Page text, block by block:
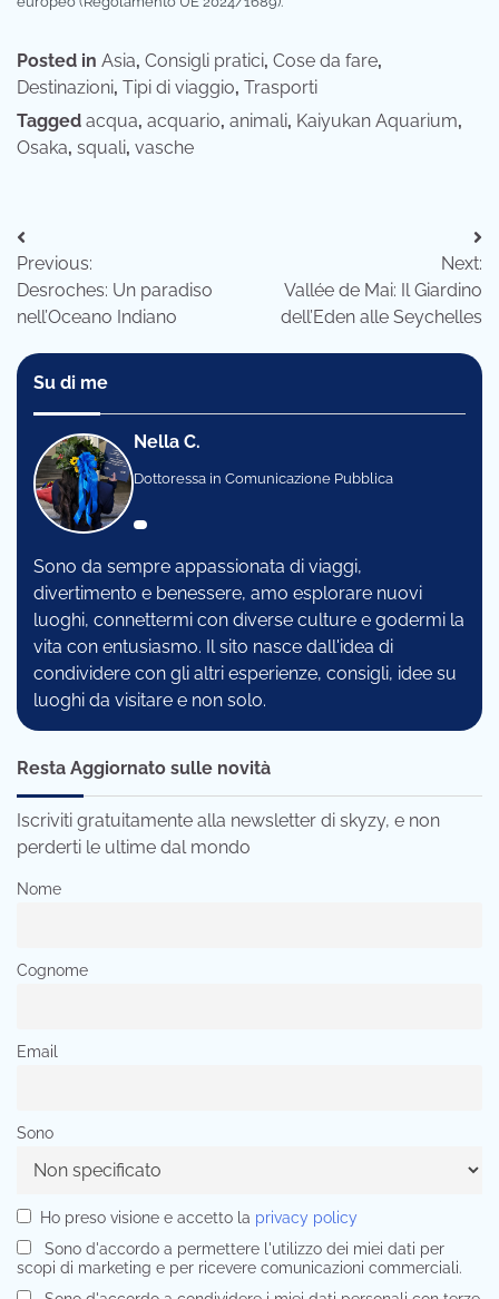
Posted in Asia, Consigli pratici, Cose da fare,
Destinazioni, Tipi di viaggio, Trasporti
Tagged acqua, acquario, animali, Kaiyukan Aquarium,
Osaka, squali, vasche
Navigazione
articoli
Previous:
Desroches: Un paradiso
nell’Oceano Indiano
Next:
Vallée de Mai: Il Giardino
dell’Eden alle Seychelles
Su di me
Nella C.
Dottoressa in Comunicazione Pubblica
Sono da sempre appassionata di viaggi,
divertimento e benessere, amo esplorare nuovi
luoghi, connettermi con diverse culture e godermi la
vita con entusiasmo. Il sito nasce dall'idea di
condividere con gli altri esperienze, consigli, idee su
luoghi da visitare e non solo.
Resta Aggiornato sulle novità
Iscriviti gratuitamente alla newsletter di skyzy, e non
perderti le ultime dal mondo
Nome
Cognome
Email
Sono
Ho preso visione e accetto la privacy policy
Sono d'accordo a permettere l'utilizzo dei miei dati per
scopi di marketing e per ricevere comunicazioni commerciali.